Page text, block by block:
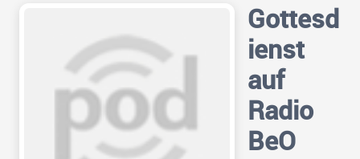
Gottesd
ienst
auf
Radio
BeO